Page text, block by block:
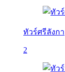
ทัวร์ศรีลังกา
2